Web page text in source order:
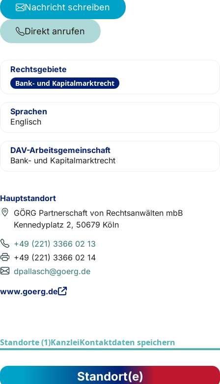
Hauptstandort
GÖRG Partnerschaft von Rechtsanwälten mbB
Kennedyplatz 2, 50679 Köln
+49 (221) 3366 02 13
+49 (221) 3366 02 14
dpallasch@goerg.de
www.goerg.de
Nachricht schreiben
Direkt anrufen
Rechtsgebiete
Bank- und Kapitalmarktrecht
Sprachen
Englisch
DAV-Arbeitsgemeinschaft
Bank- und Kapitalmarktrecht
Standorte (1)KanzleiKontaktdaten speichern
Standort(e)